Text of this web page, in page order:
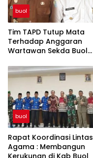
buol
Tim TAPD Tutup Mata
Terhadap Anggaran
Wartawan Sekda Buol
Jurnalis
buol
Rapat Koordinasi Lintas
Agama : Membangun
Kerukunan di Kab Buol